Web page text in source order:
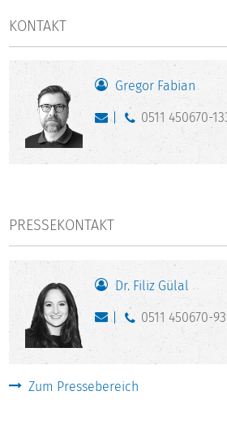
KONTAKT
Gregor Fabian
0511 450670-
PRESSEKONTAKT
Dr. Filiz Gülal
0511 450670-
Zum Pressebereich